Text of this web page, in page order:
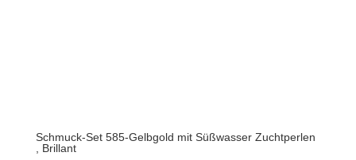
Schmuck-Set 585-Gelbgold mit Süßwasser Zuchtperlen
, Brillant